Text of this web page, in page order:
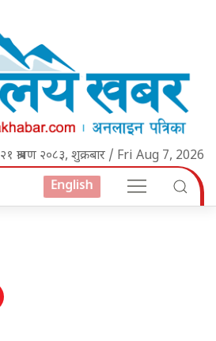
२१ श्रावण २०८३, शुक्रबार / Fri Aug 7, 2026
English